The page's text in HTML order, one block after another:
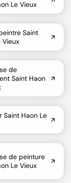
Le Vieux
Saint
Vieux
de
Saint Haon
Saint Haon Le
de peinture
Le Vieux